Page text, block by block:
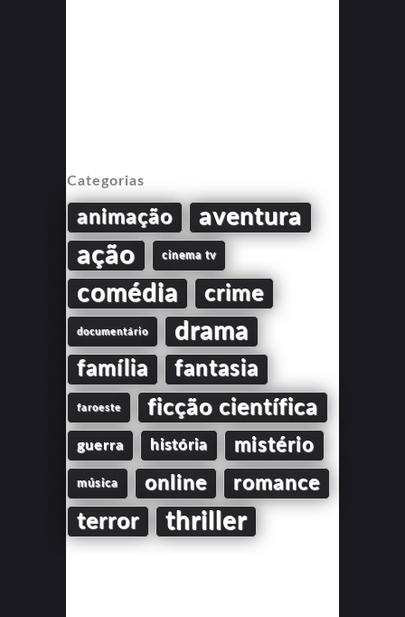
Categorias
animação aventura
ação cinema tv
comédia crime
documentário drama
família fantasia
faroeste ficção científica
guerra história mistério
música online romance
terror thriller